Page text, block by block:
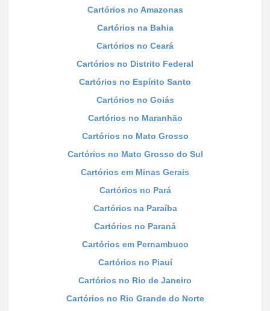
Cartórios no Amazonas
Cartórios na Bahia
Cartórios no Ceará
Cartórios no Distrito Federal
Cartórios no Espírito Santo
Cartórios no Goiás
Cartórios no Maranhão
Cartórios no Mato Grosso
Cartórios no Mato Grosso do Sul
Cartórios em Minas Gerais
Cartórios no Pará
Cartórios na Paraíba
Cartórios no Paraná
Cartórios em Pernambuco
Cartórios no Piauí
Cartórios no Rio de Janeiro
Cartórios no Rio Grande do Norte